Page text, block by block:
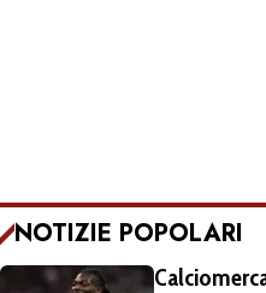
NOTIZIE POPOLARI